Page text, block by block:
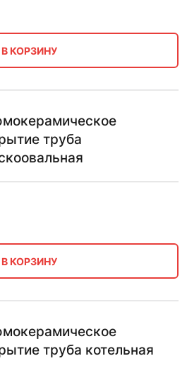
В КОРЗИНУ
труба
В КОРЗИНУ
труба котельная